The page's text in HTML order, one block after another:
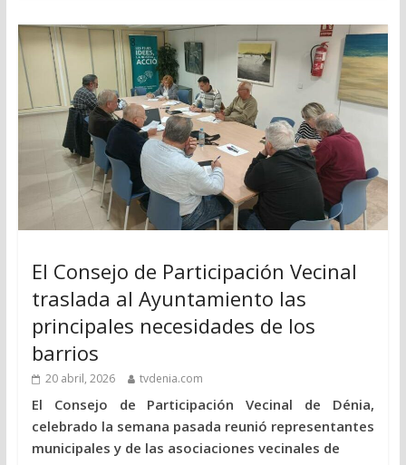
El Consejo de Participación Vecinal
traslada al Ayuntamiento las
principales necesidades de los
barrios
20 abril, 2026 tvdenia.com
El Consejo de Participación Vecinal de Dénia,
celebrado la semana pasada reunió representantes
municipales y de las asociaciones vecinales de